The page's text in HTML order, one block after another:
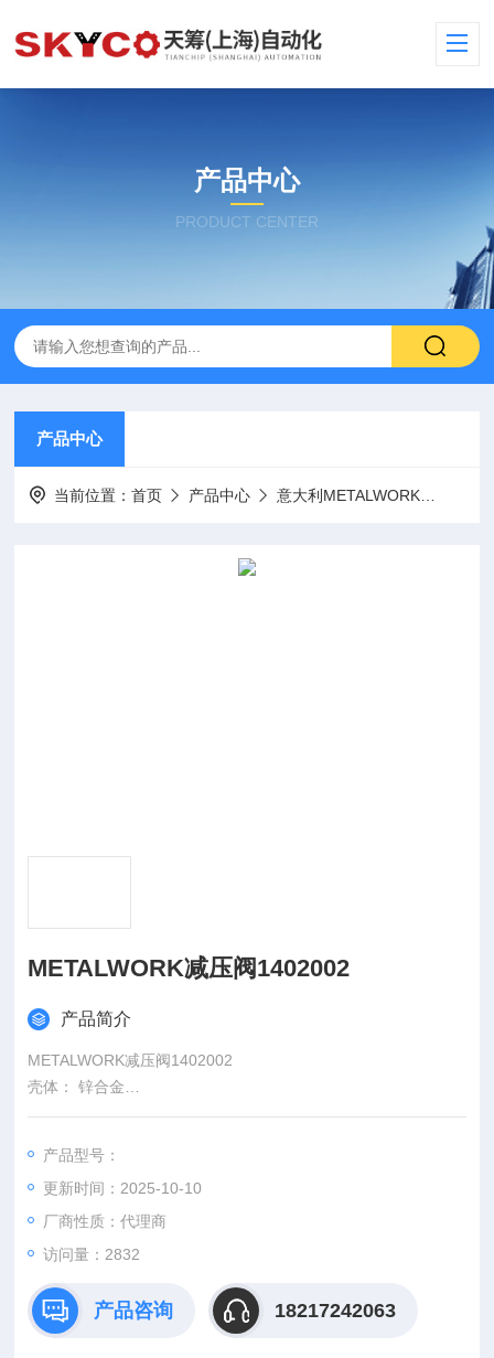
产品中心
PRODUCT CENTER
产品中心
当前位置：首页 产品中心 意大利METALWORK
METALWORK减压阀1402002
产品简介
METALWORK减压阀1402002
壳体： 锌合金
套： 高分子聚合材质
活塞：高分子聚合材质
底座：高分子聚合材质
调节螺栓：OT58黄铜
弹簧座：OT58黄铜
产品型号：
更新时间：2025-10-10
厂商性质：代理商
访问量：2832
产品咨询 18217242063